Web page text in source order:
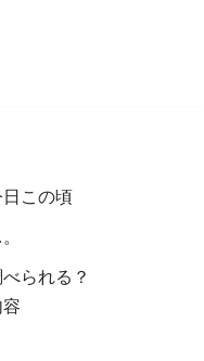
この頃
られる？